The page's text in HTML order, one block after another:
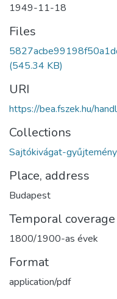
1949-11-18
Files
(545.34 KB)
URI
https://bea.fszek.hu/
Collections
Sajtókivágat-gyűjtemény
Place, address
Budapest
Temporal coverage
1800/1900-as évek
Format
application/pdf